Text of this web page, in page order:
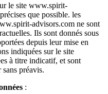
le site www.spirit-
que possible. les
advisors.com ne sont
Ils sont donnés sous
depuis leur mise en
indiquées sur le site
à titre indicatif, et sont
préavis.
: